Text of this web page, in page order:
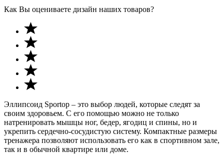
Как Вы оцениваете дизайн наших товаров?
Эллипсоид Sportop – это выбор людей, которые следят за
своим здоровьем. С его помощью можно не только
натренировать мышцы ног, бедер, ягодиц и спины, но и
укрепить сердечно-сосудистую систему. Компактные размеры
тренажера позволяют использовать его как в спортивном зале,
так и в обычной квартире или доме.